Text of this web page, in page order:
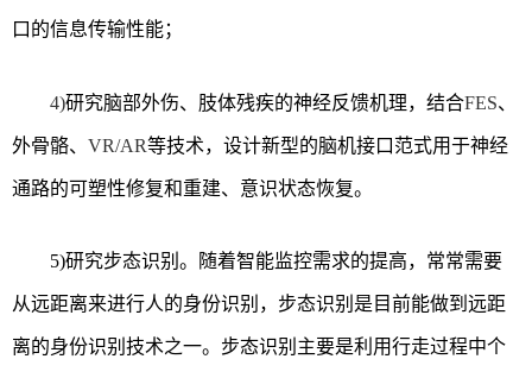
口的信息传输性能；
4)研究脑部外伤、肢体残疾的神经反馈机理，结合FES、
外骨骼、 VR/AR等技术，设计新型的脑机接口范式用于神经
通路的可塑性修复和重建、意识状态恢复。
5)研究步态识别。随着智能监控需求的提高，常常需要
从远距离来进行人的身份识别，步态识别是目前能做到远距
离的身份识别技术之一。步态识别主要是利用行走过程中个